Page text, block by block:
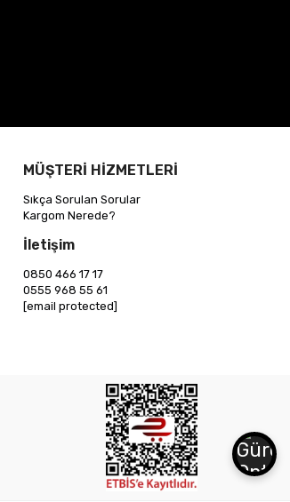
MÜŞTERİ HİZMETLERİ
Sıkça Sorulan Sorular
Kargom Nerede?
İletişim
0850 466 17 17
0555 968 55 61
[email protected]